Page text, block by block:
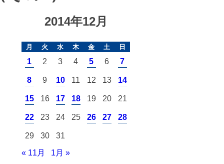
2014年12月
月 火 水 木 金 土 日
1 2 3 4 5 6 7
8 9 10 11 12 13 14
15 16 17 18 19 20 21
22 23 24 25 26 27 28
29 30
31
« 11月
1月 »